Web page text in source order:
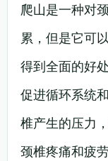
爬山是一种对
累，但是它可
得到全面的好
促进循环系统
椎产生的压力
颈椎疼痛和疲